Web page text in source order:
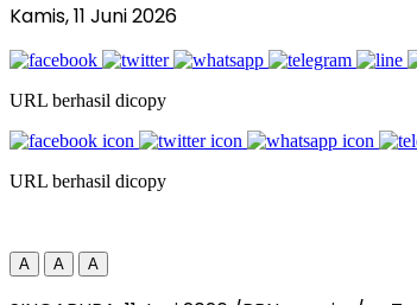
Kamis, 11 Juni 2026
URL berhasil dicopy
URL berhasil dicopy
A A A